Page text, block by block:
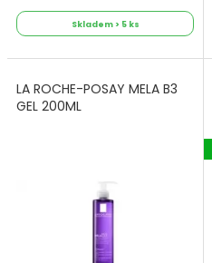
Skladem > 5 ks
LA ROCHE-POSAY MELA B3
GEL 200ML